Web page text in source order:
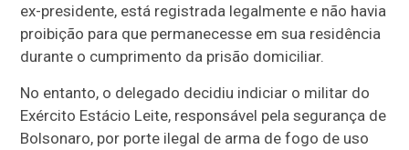
ex-presidente, está registrada legalmente e não havia
proibição para que permanecesse em sua residência
durante o cumprimento da prisão domiciliar.
No entanto, o delegado decidiu indiciar o militar do
Exército Estácio Leite, responsável pela segurança de
Bolsonaro, por porte ilegal de arma de fogo de uso